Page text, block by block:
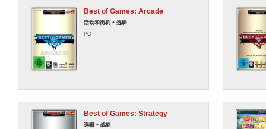
Best of Games: Arcade
活动和街机 • 选辑
PC
Best of Games: Strategy
选辑 • 战略